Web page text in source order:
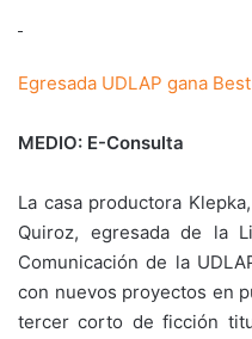
Egresada UDLAP gana
MEDIO: E-Consulta
La casa productora
Quiroz, egresada de la
Comunicación de la
con nuevos proyectos en
tercer corto de ficción